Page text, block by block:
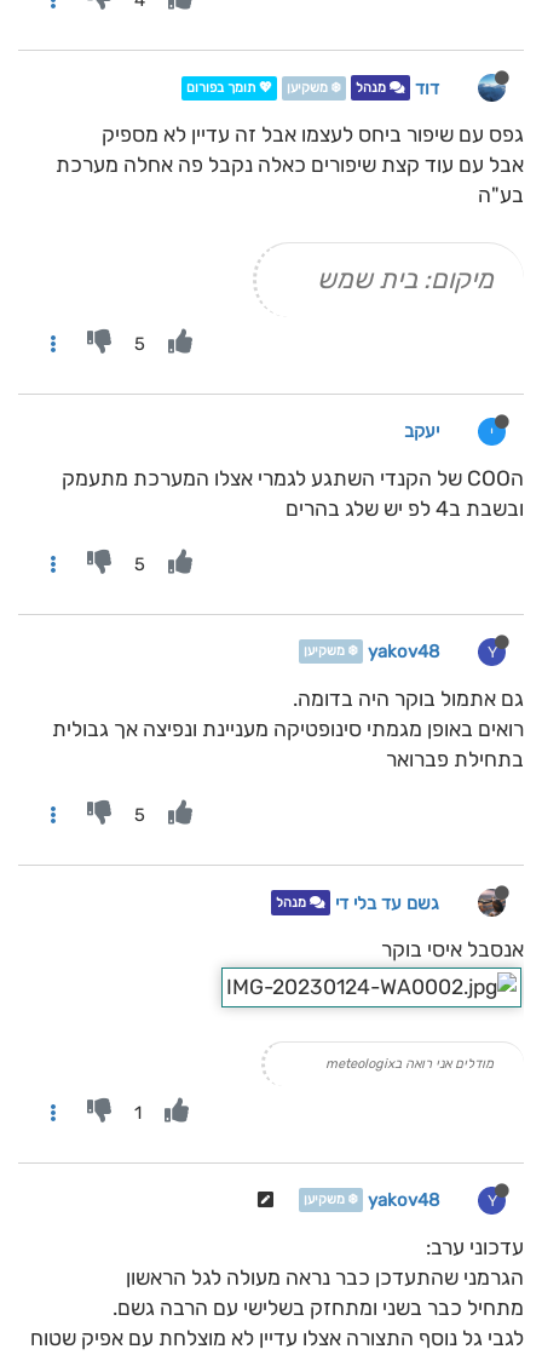
דוד מנהל ❄️ משקיען 💖 תומך בפורום
גפס עם שיפור ביחס לעצמו אבל זה עדיין לא מספיק
אבל עם עוד קצת שיפורים כאלה נקבל פה אחלה מערכת
בע"ה
מיקום: בית שמש
5
י יעקב
הCOO של הקנדי השתגע לגמרי אצלו המערכת מתעמק
ובשבת ב4 לפ יש שלג בהרים
5
Y
yakov48 ❄️ משקיען
גם אתמול בוקר היה בדומה.
רואים באופן מגמתי סינופטיקה מעניינת ונפיצה אך גבולית
בתחילת פברואר
5
גשם עד בלי די מנהל
אנסבל איסי בוקר
מודלים אני רואה בmeteologix
1
Y
yakov48 ❄️ משקיען
עדכוני ערב:
הגרמני שהתעדכן כבר נראה מעולה לגל הראשון
מתחיל כבר בשני ומתחזק בשלישי עם הרבה גשם.
לגבי גל נוסף התצורה אצלו עדיין לא מוצלחת עם אפיק שטוח